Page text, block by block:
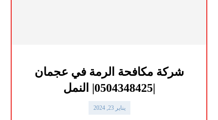
شركة مكافحة الرمة في عجمان
|0504348425| النمل
يناير 23, 2024